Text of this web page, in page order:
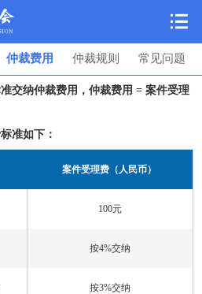
仲裁费用 仲裁规则 常见问题
交纳仲裁费用，仲裁费用 = 案件受理
准如下：
案件受理费（人民币）
100元
按4%交纳
按3%交纳